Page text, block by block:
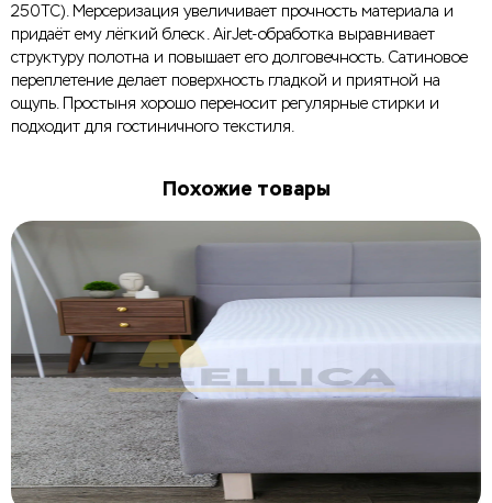
250ТС). Мерсеризация увеличивает прочность материала и
придаёт ему лёгкий блеск. AirJet-обработка выравнивает
структуру полотна и повышает его долговечность. Сатиновое
переплетение делает поверхность гладкой и приятной на
ощупь. Простыня хорошо переносит регулярные стирки и
подходит для гостиничного текстиля.
Похожие товары